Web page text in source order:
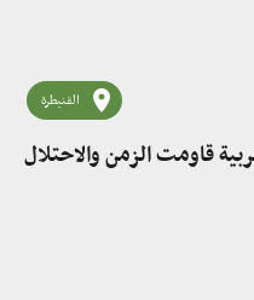
القنيطرة
قاومت الزمن والاحتلال